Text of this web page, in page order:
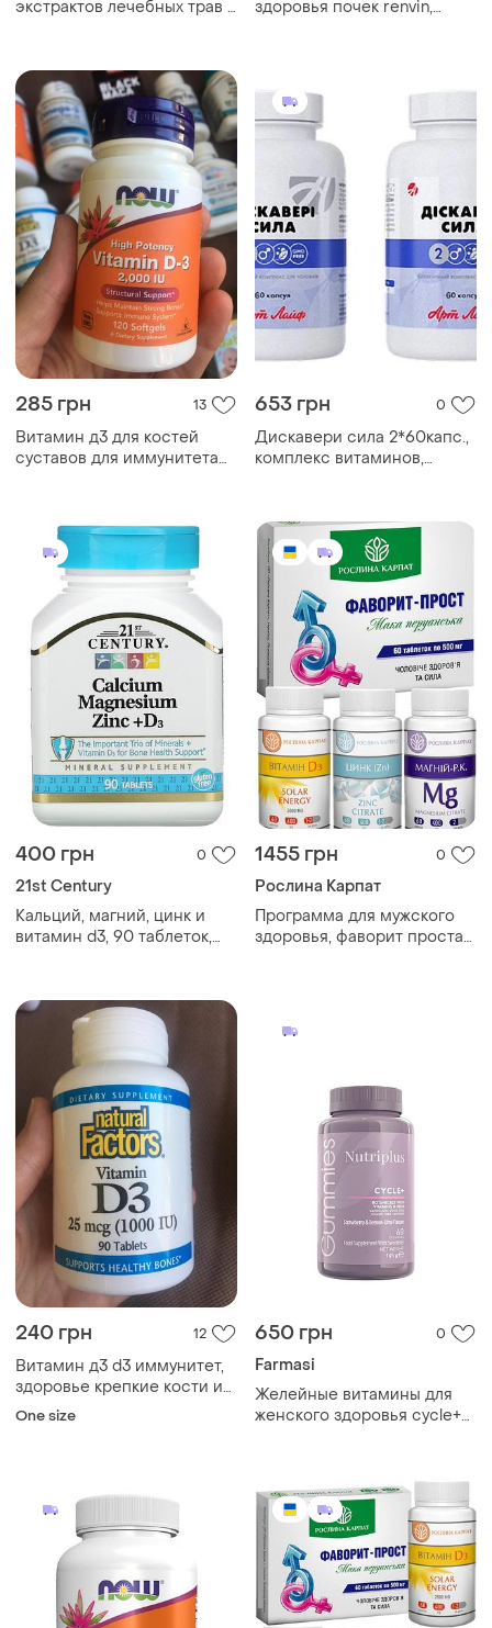
экстрактов лечебных трав и
здоровья почек renvin,
285 грн 13
Витамин д3 для костей
суставов для иммунитета
653 грн 0
Дискавери сила 2*60капс.,
комплекс витаминов,
здоровья, артлайф.
400 грн 0
21st Century
Кальций, магний, цинк и
витамин d3, 90 таблеток,
систем, 21st century.
1455 грн 0
Рослина Карпат
Программа для мужского
здоровья, фаворит простат,
240 грн 12
Витамин д3 d3 иммунитет,
здоровье крепкие кости и
иммунитет
One size
650 грн 0
Farmasi
Желейные витамины для
женского здоровья cycle+